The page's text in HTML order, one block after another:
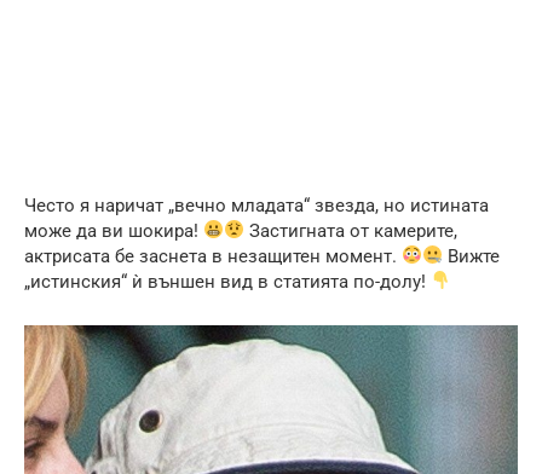
Често я наричат „вечно младата“ звезда, но истината
може да ви шокира!
Застигната от камерите,
актрисата бе заснета в незащитен момент.
Вижте
„истинския“ ѝ външен вид в статията по-долу!